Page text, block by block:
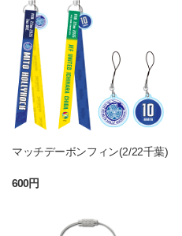
マッチデーボンフィン(2/22千葉)
600円